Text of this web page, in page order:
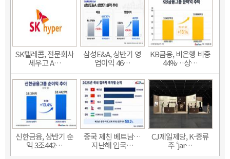
SK텔레콤, 전문회사
세우고 A…
삼성E&A, 상반기 영
업이익 46…
KB금융, 비은행 비중
44%…상…
신한금융, 상반기 순
익 3조442…
중국 제친 베트남…
지난해 입국…
CJ제일제당, K-증류
주 ‘jar…